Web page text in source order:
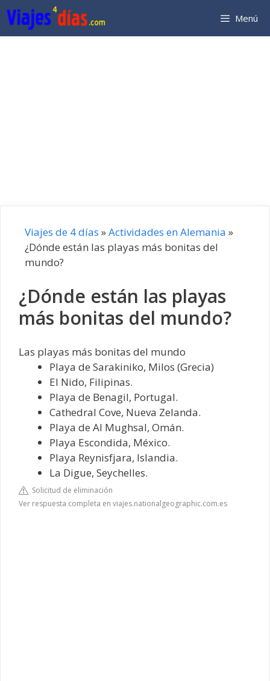
Saltar
al
contenido
Menú
Viajes de 4 días »Actividades en Alemania »
¿Dónde están las playas más bonitas del
mundo?
¿Dónde están las playas
más bonitas del mundo?
Las playas más bonitas del mundo
Playa de Sarakiniko, Milos (Grecia)
El Nido, Filipinas.
Playa de Benagil, Portugal.
Cathedral Cove, Nueva Zelanda.
Playa de Al Mughsal, Omán.
Playa Escondida, México.
Playa Reynisfjara, Islandia.
La Digue, Seychelles.
Solicitud de eliminación
Ver respuesta completa en viajes.nationalgeographic.com.es